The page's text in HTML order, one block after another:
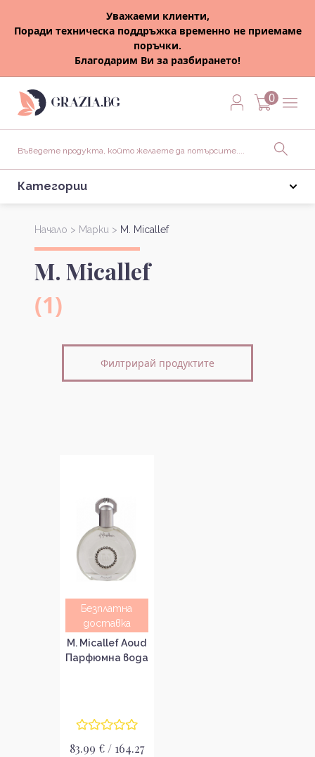
Уважаеми клиенти,
Поради техническа поддръжка временно не приемаме
поръчки.
Благодарим Ви за разбирането!
0
Категории
Начало > Марки > M. Micallef
M. Micallef
(1)
Филтрирай продуктите
Безплатна
доставка
M. Micallef Aoud
Парфюмна вода
83.99 € / 164.27